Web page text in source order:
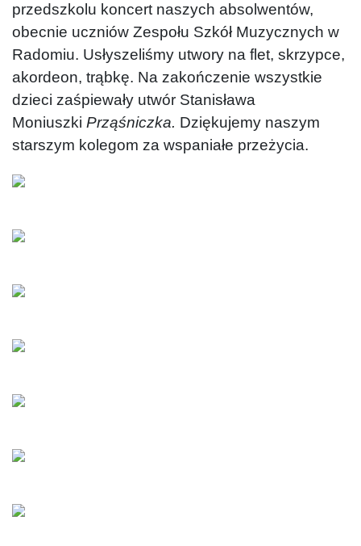
przedszkolu koncert naszych absolwentów,
obecnie uczniów Zespołu Szkół Muzycznych w
Radomiu. Usłyszeliśmy utwory na flet, skrzypce,
akordeon, trąbkę. Na zakończenie wszystkie
dzieci zaśpiewały utwór Stanisława
Moniuszki Prząśniczka. Dziękujemy naszym
starszym kolegom za wspaniałe przeżycia.